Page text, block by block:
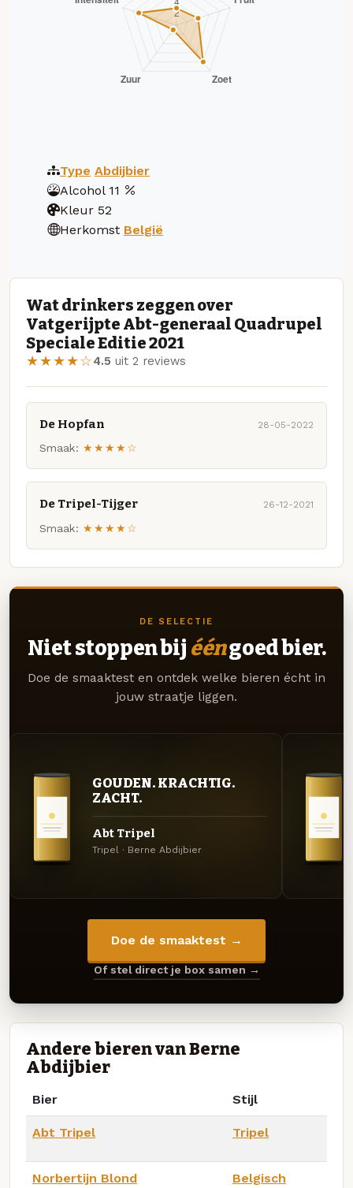
Type Abdijbier
Alcohol 11
Kleur 52
Herkomst België
Wat drinkers zeggen over
Vatgerijpte Abt-generaal Quadrupel
Speciale Editie 2021
★★★★☆4.5 uit 2 reviews
De Hopfan 28-05-2022
Smaak: ★★★★☆
De Tripel-Tijger 26-12-2021
Smaak: ★★★★☆
DE SELECTIE
Niet stoppen bij ééngoed bier.
Doe de smaaktest en ontdek welke bieren écht in
jouw straatje liggen.
GOUDEN. KRACHTIG.
ZACHT.
Abt Tripel
Tripel · Berne Abdijbier
Doe de smaaktest →
Of stel direct je box samen →
Andere bieren van Berne
Abdijbier
Bier Stijl
Abt Tripel Tripel
Norbertijn Blond
Belgisch